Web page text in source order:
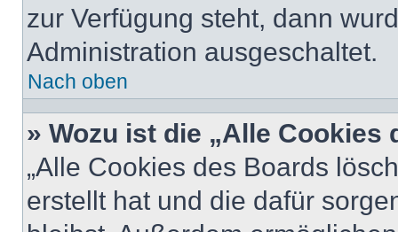
zur Verfügung steht, dann
Administration ausgeschaltet.
Nach oben
» Wozu ist die „Alle
„Alle Cookies des Boards
erstellt hat und die dafür